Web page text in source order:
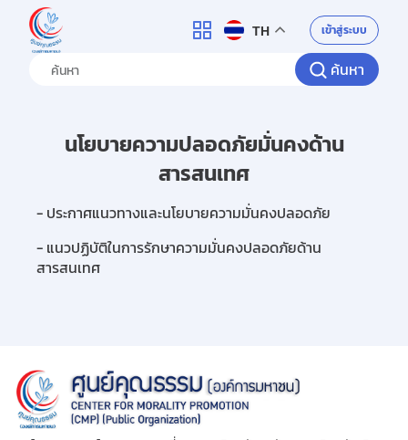
ศูนย์คุณธรรม TH เข้าสู่ระบบ
ค้นหา
นโยบายความปลอดภัยมั่นคงด้าน
สารสนเทศ
- ประกาศแนวทางและนโยบายความมั่นคงปลอดภัย
- แนวปฏิบัติในการรักษาความมั่นคงปลอดภัยด้าน
สารสนเทศ